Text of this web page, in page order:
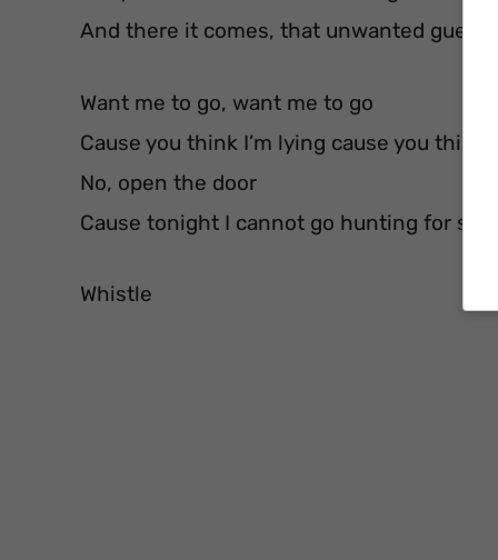
And there it comes, that unwanted
Want me to go, want me to go
Cause you think I’m lying cause you think
No, open the door
Cause tonight I cannot go hunting for
Whistle